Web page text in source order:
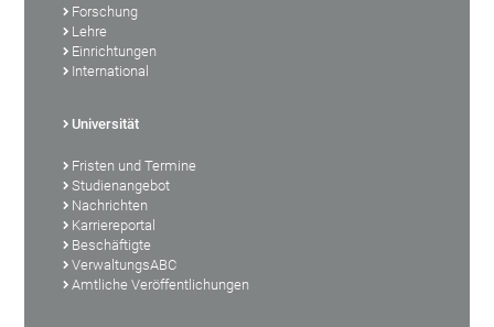
Forschung
Lehre
Einrichtungen
International
Universität
Fristen und Termine
Studienangebot
Nachrichten
Karriereportal
Beschäftigte
VerwaltungsABC
Amtliche Veröffentlichungen